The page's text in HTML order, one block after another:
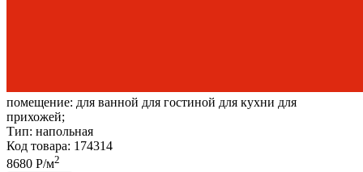
помещение: для ванной для гостиной для кухни для
прихожей;
Тип: напольная
Код товара: 174314
8680 Р/м2